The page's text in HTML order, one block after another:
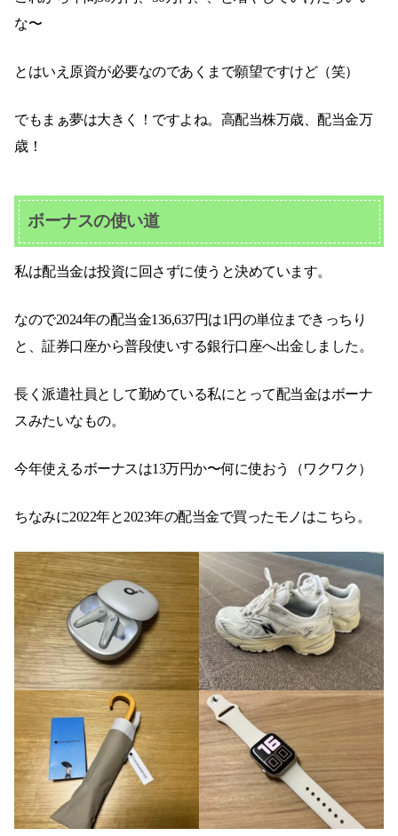
な〜
とはいえ原資が必要なのであくまで願望ですけど（笑）
でもまぁ夢は大きく！ですよね。高配当株万歳、配当金万
歳！
ボーナスの使い道
私は配当金は投資に回さずに使うと決めています。
なので2024年の配当金136,637円は1円の単位まできっちり
と、証券口座から普段使いする銀行口座へ出金しました。
長く派遣社員として勤めている私にとって配当金はボーナ
スみたいなもの。
今年使えるボーナスは13万円か〜何に使おう（ワクワク）
ちなみに2022年と2023年の配当金で買ったモノはこちら。